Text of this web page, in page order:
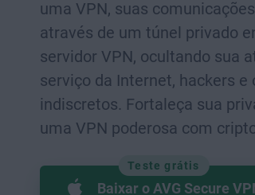
uma VPN, suas
através de um túnel privado
servidor VPN, ocultando sua
serviço da Internet, hackers e
indiscretos. Fortaleça sua
uma VPN poderosa com
Teste grátis
Baixar o AVG Secure